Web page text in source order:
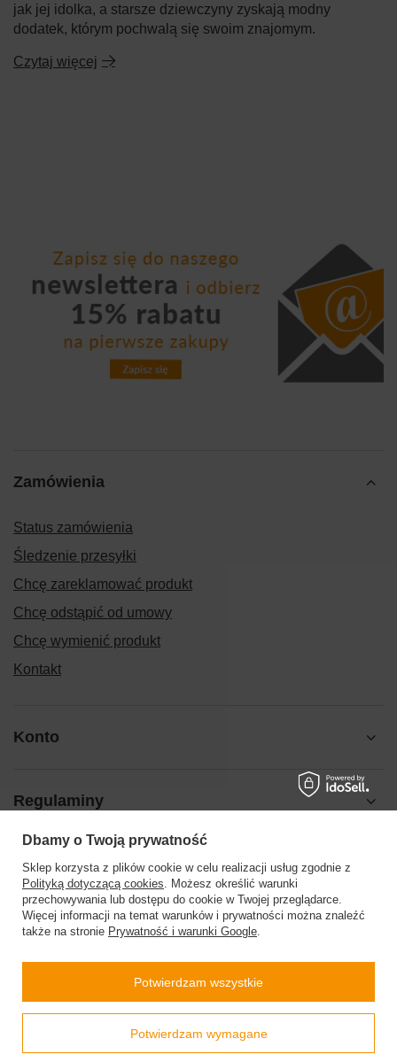
jak jej idolka, a starsze dziewczyny zyskają modny
dodatek, którym pochwalą się swoim znajomym.
Czytaj więcej
Zamówienia
Status zamówienia
Śledzenie przesyłki
Chcę zareklamować produkt
Chcę odstąpić od umowy
Chcę wymienić produkt
Kontakt
Konto
Regulaminy
Pomoc
504199123 sklep@barberinis.pl
,32-087Bibice
W sklepie prezentujemy ceny brutto (z VAT).
Dbamy o Twoją prywatność
Sklep korzysta z plików cookie w celu realizacji usług zgodnie z
Polityką dotyczącą cookies. Możesz określić warunki
przechowywania lub dostępu do cookie w Twojej przeglądarce.
Więcej informacji na temat warunków i prywatności można znaleźć
także na stronie Prywatność i warunki Google.
Potwierdzam wymagane
Potwierdzam wszystkie